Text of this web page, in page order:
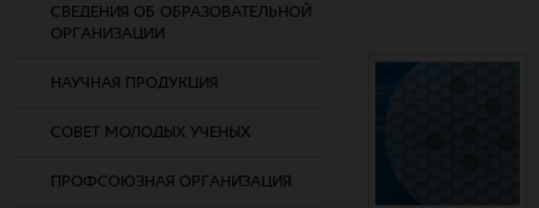
СВЕДЕНИЯ ОБ ОБРАЗОВАТЕЛЬНОЙ
ОРГАНИЗАЦИИ
НАУЧНАЯ ПРОДУКЦИЯ
СОВЕТ МОЛОДЫХ УЧЕНЫХ
ПРОФСОЮЗНАЯ ОРГАНИЗАЦИЯ